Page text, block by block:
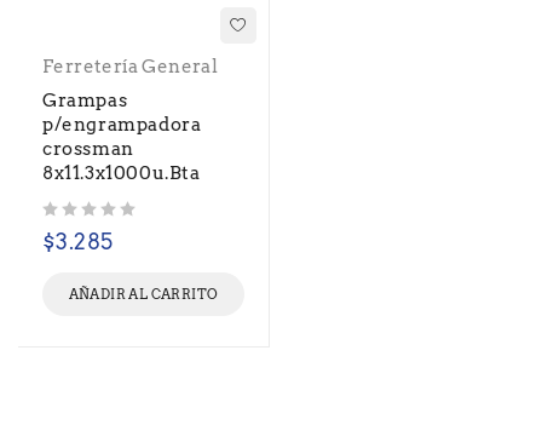
Ferretería General
Grampas
p/engrampadora
crossman
8x11.3x1000u.Bta
$3.285
AÑADIR AL CARRITO